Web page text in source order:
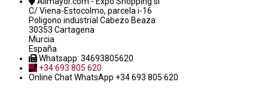
C/ Viena-Estocolmo, parcela i-16
Poligono industrial Cabezo Beaza
30353 Cartagena
Murcia
España
Whatsapp: 34693805620
+34 693 805 620
Online ChatWhatsApp +34 693 805 620